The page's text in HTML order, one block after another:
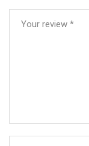
Your review *